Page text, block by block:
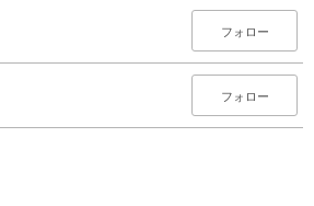
フォロー
フォロー